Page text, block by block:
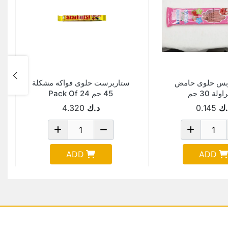
حلوى حامض
30 جم
0.145
ADD
ستاربرست حلوى فواكه مشكلة
45 جم Pack Of 24
د.ك 4.320
ADD